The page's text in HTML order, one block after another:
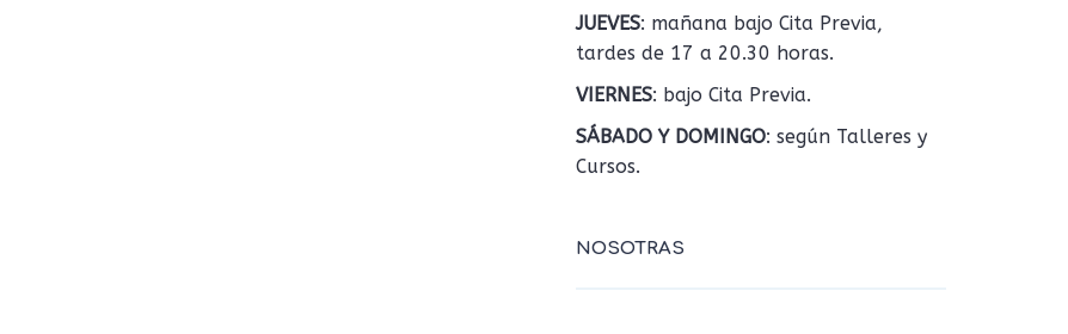
JUEVES: mañana bajo Cita Previa,
tardes de 17 a 20.30 horas.
VIERNES: bajo Cita Previa.
SÁBADO Y DOMINGO: según Talleres y
Cursos.
NOSOTRAS